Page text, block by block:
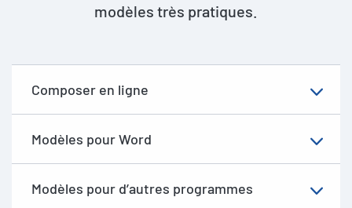
modèles très pratiques.
Composer en ligne
Modèles pour Word
Modèles pour d’autres programmes